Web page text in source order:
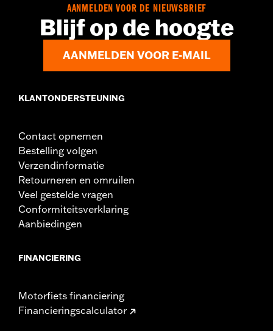
AANMELDEN VOOR DE NIEUWSBRIEF
Blijf op de hoogte
AANMELDEN VOOR E-MAIL
KLANTONDERSTEUNING
Contact opnemen
Bestelling volgen
Verzendinformatie
Retourneren en omruilen
Veel gestelde vragen
Conformiteitsverklaring
Aanbiedingen
FINANCIERING
Motorfiets financiering
Financieringscalculator